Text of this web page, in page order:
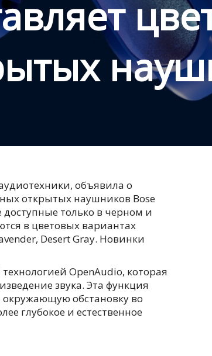
объявила о
открытых наушников Bose
доступные только в черном и
в цветовых вариантах
Desert Gray. Новинки
OpenAudio, которая
звука. Эта функция
окружающую обстановку во
глубокое и естественное